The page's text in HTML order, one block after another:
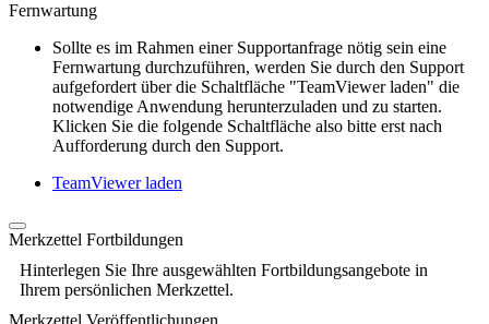
Fernwartung
Sollte es im Rahmen einer Supportanfrage nötig sein eine
Fernwartung durchzuführen, werden Sie durch den Support
aufgefordert über die Schaltfläche "TeamViewer laden" die
notwendige Anwendung herunterzuladen und zu starten.
Klicken Sie die folgende Schaltfläche also bitte erst nach
Aufforderung durch den Support.
TeamViewer laden
Merkzettel Fortbildungen
Hinterlegen Sie Ihre ausgewählten Fortbildungsangebote in
Ihrem persönlichen Merkzettel.